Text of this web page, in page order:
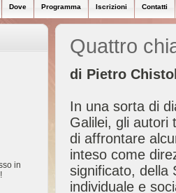
Dove Programma Iscrizioni Contatti
in
Quattro
di Pietro
In una sorta di
Galilei, gli autori
di affrontare
inteso come
significato, della
individuale e